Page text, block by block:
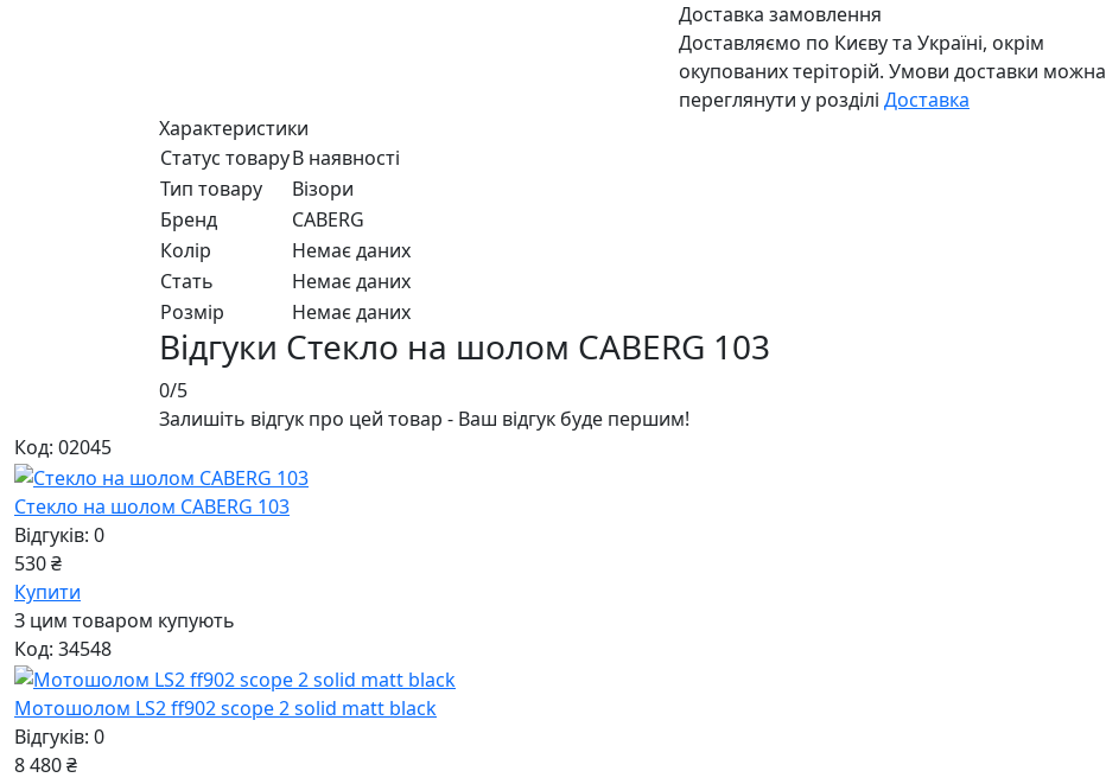
Доставка замовлення
Доставляємо по Києву та Україні, окрім
окупованих теріторій. Умови доставки можна
переглянути у розділі Доставка
Характеристики
Статус товаруВ наявності
Тип товару
Візори
Бренд
CABERG
Колір
Немає даних
Стать
Немає даних
Розмір
Немає даних
Відгуки Стекло на шолом CABERG 103
0/5
Залишіть відгук про цей товар - Ваш відгук буде першим!
Код: 02045
Стекло на шолом CABERG 103
Відгуків: 0
530 ₴
Купити
З цим товаром купують
Код: 34548
Мотошолом LS2 ff902 scope 2 solid matt black
Відгуків: 0
8 480 ₴